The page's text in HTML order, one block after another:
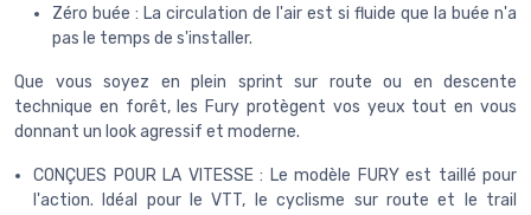
Zéro buée : La circulation de l'air est si fluide que la buée n'a
pas le temps de s'installer.
Que vous soyez en plein sprint sur route ou en descente
technique en forêt, les Fury protègent vos yeux tout en vous
donnant un look agressif et moderne.
CONÇUES POUR LA VITESSE : Le modèle FURY est taillé pour
l'action. Idéal pour le VTT, le cyclisme sur route et le trail